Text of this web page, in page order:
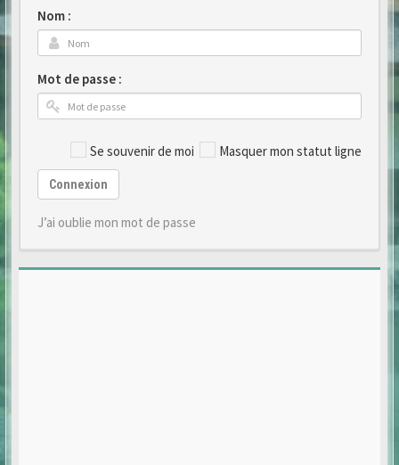
Nom :
Mot de passe :
Se souvenir de moi Masquer mon statut ligne
Connexion
J’ai oublie mon mot de passe